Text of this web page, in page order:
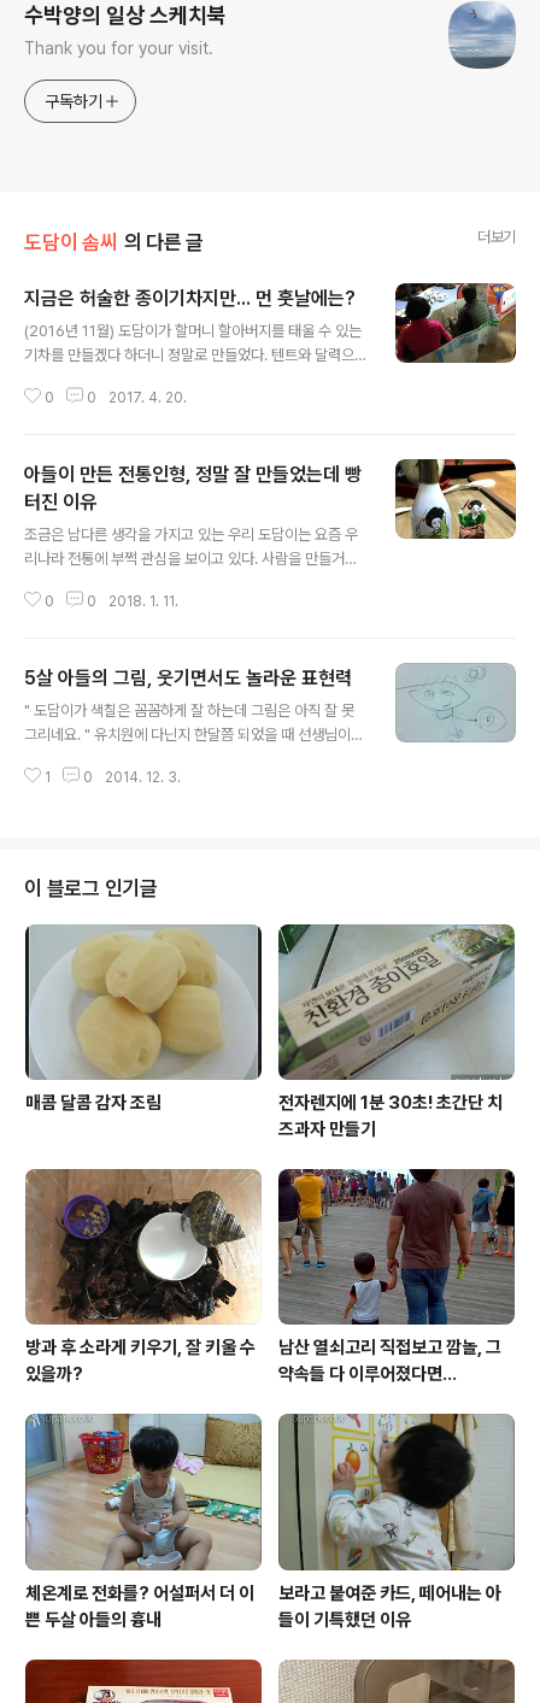
수박양의 일상 스케치북
Thank you for your visit.
구독하기
도담이 솜씨 의 다른 글 더보기
지금은 허술한 종이기차지만... 먼 훗날에는?
(2016년 11월) 도담이가 할머니 할아버지를 태울 수 있는
기차를 만들겠다 하더니 정말로 만들었다. 텐트와 달력으
하게 표현하려고 노력한 것이 보인다. 이거 만드느라 밤잠
머니 할아버지 태우고 뿌듯해하며 기차를 운전하는 도담이
^^ 손자 덕분에 즐거워하시는 부모님^^ 비록 지금은 허술
한 종이기차지만 먼 훗날에는 도담이 머릿속에 남아있는
이 기차가 아주 멋지게 재탄생할 지도 모를일이다. 나중에
는 진짜로 기차를 만들거라고 입버릇처럼 말하는 도담이의
꿈과 상상이 이루어진다면^^
0 0 2017. 4. 20.
아들이 만든 전통인형, 정말 잘 만들었는데 빵
터진 이유
조금은 남다른 생각을 가지고 있는 우리 도담이는 요즘 우
리나라 전통에 부쩍 관심을 보이고 있다. 사람을 만들거나
라 옛 위인들 위주로 읽는다. 얼마전엔 다이소에 살 것이 있
줬다. '신사임당'이라고 ^^ 관심사가 그렇다보니 그런 것만
보이는지... 이번에 외갓집에 갔을 땐 병에 그려진 여인을
클레이로 떡하니 만들어냈다. 어쩜 이걸 만들 생각을 했을
항상 그 자리에 있었지만 별관심도 없었던 술병이었는데
0 0 2018. 1. 11.
5살 아들의 그림, 웃기면서도 놀라운 표현력
" 도담이가 색칠은 꼼꼼하게 잘 하는데 그림은 아직 잘 못
그리네요. " 유치원에 다닌지 한달쯤 되었을 때 선생님이
기 시작하고 많이 서툴지만 엄마 얼굴이랑 할머니, 할아버
리아들 그림도 요리하는 걸 그렸다. 달걀프라이를 공중에
던져 뒤집는...(아마도...) ㅋㅋ 어쩜 이런 그림을 그릴 생각
을 했을까나?? 지금 도담이의 꿈은 " 요리사 " 얼마전 유치
원 참여수업 때도 자기는 요리를 잘한다고 발표를 해서 웃
음을 자아내더니 정말로 요리사가 될려는지? 이 사진(도담
이는 사진이라고 표현함)..
1 0 2014. 12. 3.
이 블로그 인기글
매콤 달콤 감자 조림
전자렌지에 1분 30초! 초간단 치
즈과자 만들기
방과 후 소라게 키우기, 잘 키울 수
있을까?
남산 열쇠고리 직접보고 깜놀, 그
약속들 다 이루어졌다면...
체온계로 전화를? 어설퍼서 더 이
쁜 두살 아들의 흉내
보라고 붙여준 카드, 떼어내는 아
들이 기특했던 이유